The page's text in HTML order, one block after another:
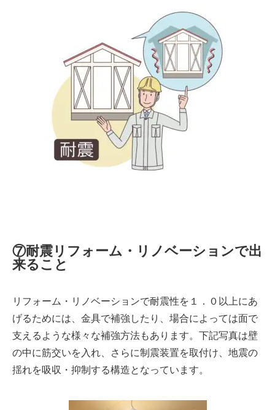
⑦耐震リフォーム・リノベーションで出
来ること
リフォーム・リノベーションで耐震性を１．０以上にあ
げるためには、金具で補強したり、場合によっては面で
支えるような様々な補強方法もあります。下記写真は壁
の中に筋交いを入れ、さらに制震装置を取付け、地震の
揺れを吸収・抑制する構造となっています。